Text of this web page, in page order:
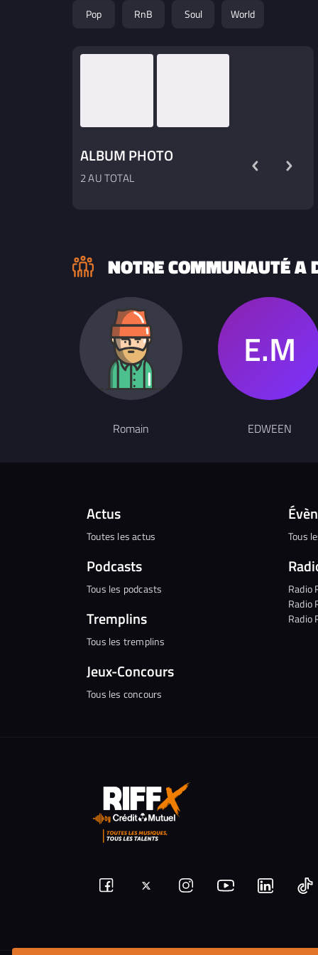
leur premier clip ils préparent aussi un EP
Pop RnB Soul World
ALBUM PHOTO
2 AU TOTAL
NOTRE COMMUNAUTÉ A
Romain EDWEEN
Actus
Toutes les actus
Podcasts
Tous les podcasts
Tremplins
Tous les tremplins
Jeux-Concours
Tous les concours
Tous
Radio
Radio
Radio
Suivez-Suivez-
sur
Nous
Nous
sur
Nous